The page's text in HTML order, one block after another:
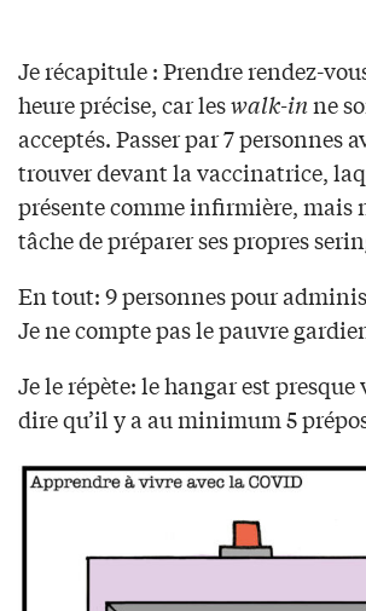
Je récapitule : Prendre rendez-
heure précise, car leswalk-inne
acceptés. Passer par 7 personnes
trouver devant la vaccinatrice,
présente comme infirmière, mais
tâche de préparer ses propres
En tout: 9 personnes pour
Je ne compte pas le pauvre
Je le répète: le hangar est presque
dire qu’il y a au minimum 5